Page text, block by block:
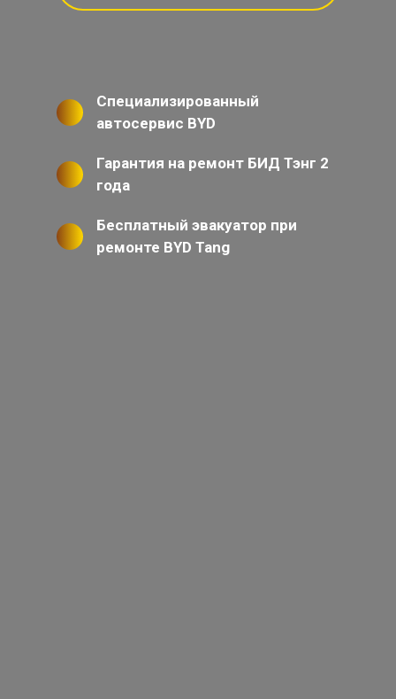
Специализированный
автосервис BYD
Гарантия на ремонт БИД Тэнг 2
года
Бесплатный эвакуатор при
ремонте BYD Tang